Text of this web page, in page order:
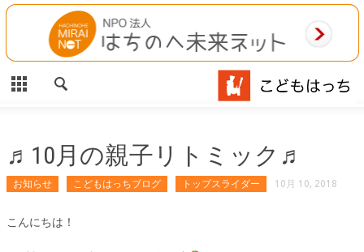
CLOSE
HOME
相談事業
MAP
♬10月の親子リトミック♬
お知らせ こどもはっちブログ トップスライダー 10月 10, 2018
こんにちは！